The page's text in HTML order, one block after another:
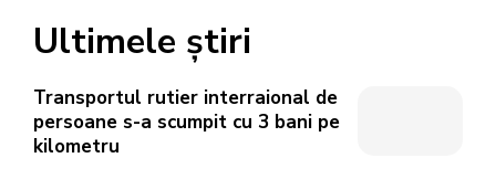
Ultimele știri
Transportul rutier interraional de
persoane s-a scumpit cu 3 bani pe
kilometru